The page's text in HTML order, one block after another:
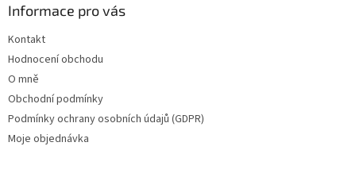
Informace pro vás
Kontakt
Hodnocení obchodu
O mně
Obchodní podmínky
Podmínky ochrany osobních údajů (GDPR)
Moje objednávka